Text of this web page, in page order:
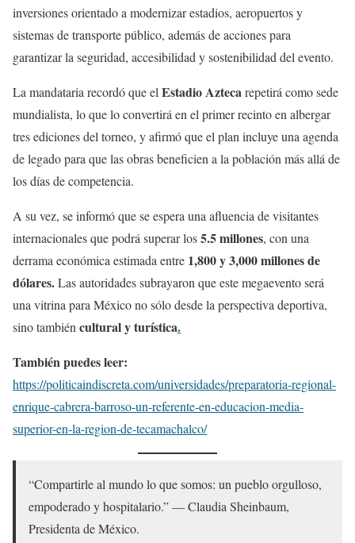
inversiones orientado a modernizar estadios, aeropuertos y
sistemas de transporte público, además de acciones para
garantizar la seguridad, accesibilidad y sostenibilidad del evento.
La mandataria recordó que el Estadio Aztecarepetirá como sede
mundialista, lo que lo convertirá en el primer recinto en albergar
tres ediciones del torneo, y afirmó que el plan incluye una agenda
de legado para que las obras beneficien a la población más allá de
los días de competencia.
A su vez, se informó que se espera una afluencia de visitantes
internacionales que podrá superar los5.5 millones, con una
derrama económica estimada entre 1,800 y 3,000 millones de
dólares.Las autoridades subrayaron que este megaevento será
una vitrina para México no sólo desde la perspectiva deportiva,
sino también cultural y turística.
También puedes leer:
https://politicaindiscreta.com/universidades/preparatoria-regional-
enrique-cabrera-barroso-un-referente-en-educacion-media-
superior-en-la-region-de-tecamachalco/
“Compartirle al mundo lo que somos: un pueblo orgulloso,
empoderado y hospitalario.” — Claudia Sheinbaum,
Presidenta de México.